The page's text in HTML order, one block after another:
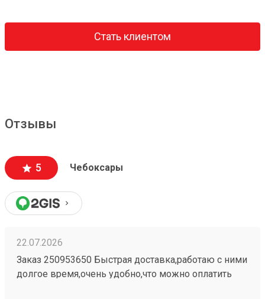
Стать клиентом
Отзывы
5 Чебоксары
22.07.2026
Заказ 250953650 Быстрая доставка,работаю с ними
долгое время,очень удобно,что можно оплатить